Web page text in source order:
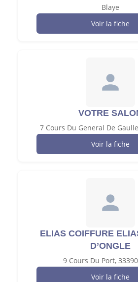
Blaye
Voir la fiche
VOTRE
7 Cours Du General De
Voir la fiche
ELIAS COIFFURE
D’ONGLE
9 Cours Du Port,
Voir la fiche